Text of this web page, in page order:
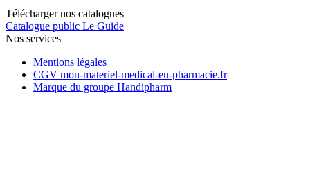
Télécharger nos catalogues
Catalogue public Le Guide
Nos services
Mentions légales
CGV mon-materiel-medical-en-pharmacie.fr
Marque du groupe Handipharm